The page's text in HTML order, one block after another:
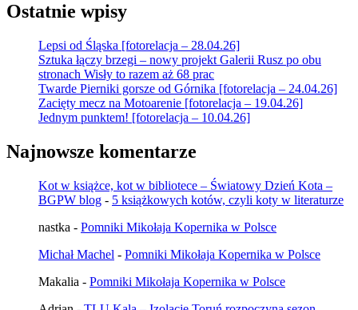
Ostatnie wpisy
Lepsi od Śląska [fotorelacja – 28.04.26]
Sztuka łączy brzegi – nowy projekt Galerii Rusz po obu
stronach Wisły to razem aż 68 prac
Twarde Pierniki gorsze od Górnika [fotorelacja – 24.04.26]
Zacięty mecz na Motoarenie [fotorelacja – 19.04.26]
Jednym punktem! [fotorelacja – 10.04.26]
Najnowsze komentarze
Kot w książce, kot w bibliotece – Światowy Dzień Kota –
BGPW blog - 5 książkowych kotów, czyli koty w literaturze
nastka - Pomniki Mikołaja Kopernika w Polsce
Michał Machel - Pomniki Mikołaja Kopernika w Polsce
Makalia - Pomniki Mikołaja Kopernika w Polsce